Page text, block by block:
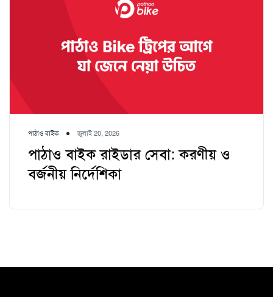
পাঠাও বাইক জুলাই 20, 2026
পাঠাও বাইক রাইডার সেবা: করণীয় ও
বর্জনীয় নির্দেশিকা